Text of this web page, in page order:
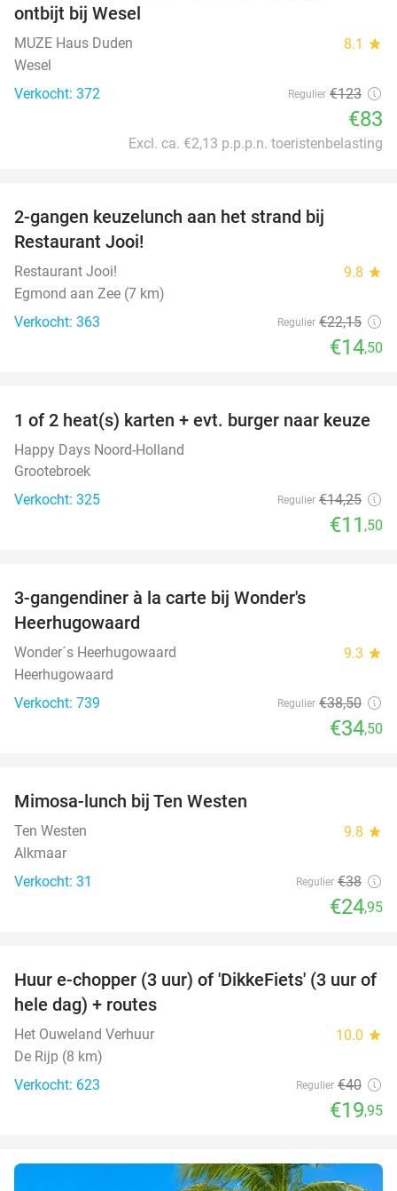
ontbijt bij Wesel
MUZE Haus Duden 8.1 star
Wesel
Verkocht: 372
Regulier €123
€83
Excl. ca. €2,13 p.p.p.n. toeristenbelasting
2-gangen keuzelunch aan het strand bij
Restaurant Jooi!
Restaurant Jooi! 9.8 star
Egmond aan Zee (7 km)
Verkocht: 363
Regulier €22,15
€14,50
19%
1 of 2 heat(s) karten + evt. burger naar keuze
Happy Days Noord-Holland
Grootebroek
Verkocht: 325
Regulier €14,25
€11 ,50
3-gangendiner à la carte bij Wonder's
Heerhugowaard
Wonder´s Heerhugowaard 9.3 star
Heerhugowaard
Verkocht: 739
Regulier €38,50
€34,50
Mimosa-lunch bij Ten Westen
Ten Westen 9.8 star
Alkmaar
Verkocht: 31
Regulier €38
€24,95
50%
Huur e-chopper (3 uur) of 'DikkeFiets' (3 uur of
hele dag) + routes
Het Ouweland Verhuur 10.0 star
De Rijp (8 km)
Verkocht: 623
Regulier €40
€19,95